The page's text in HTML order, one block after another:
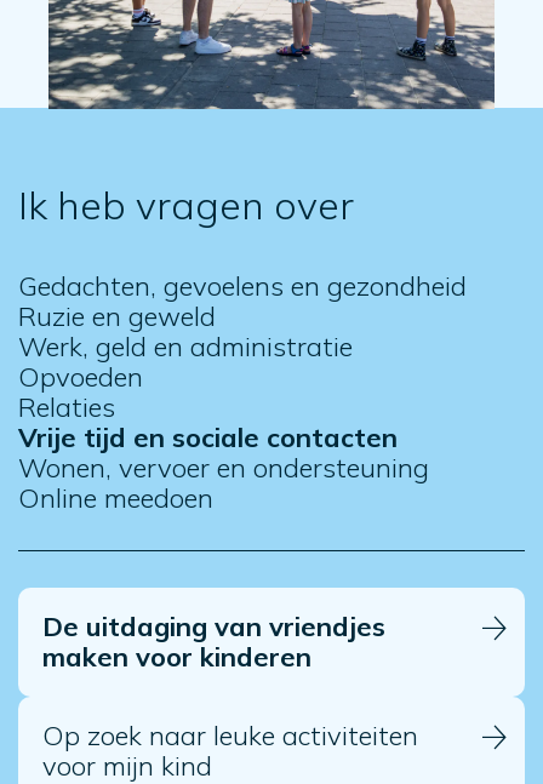
Ik heb vragen over
Gedachten, gevoelens en gezondheid
Ruzie en geweld
Werk, geld en administratie
Opvoeden
Relaties
Vrije tijd en sociale contacten
Wonen, vervoer en ondersteuning
Online meedoen
De uitdaging van vriendjes
maken voor kinderen
Op zoek naar leuke activiteiten
voor mijn kind